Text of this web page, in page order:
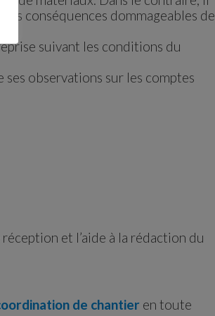
conséquences dommageables de
suivant les conditions du
ses observations sur les comptes
et l’aide à la rédaction du
de chantier en toute